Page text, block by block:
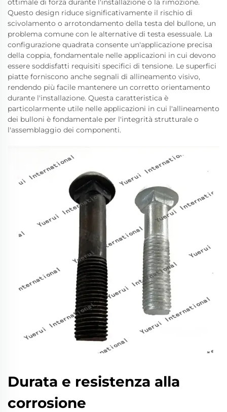
Questo design riduce significativamente il rischio di
scivolamento o arrotondamento della testa del bullone, un
problema comune con le alternative di testa esessuale. La
configurazione quadrata consente un'applicazione precisa
della coppia, fondamentale nelle applicazioni in cui devono
essere soddisfatti requisiti specifici di tensione. Le superfici
piatte forniscono anche segnali di allineamento visivo,
rendendo più facile mantenere un corretto orientamento
durante l'installazione. Questa caratteristica è
particolarmente utile nelle applicazioni in cui l'allineamento
dei bulloni è fondamentale per l'integrità strutturale o
l'assemblaggio dei componenti.
Durata e resistenza alla
corrosione